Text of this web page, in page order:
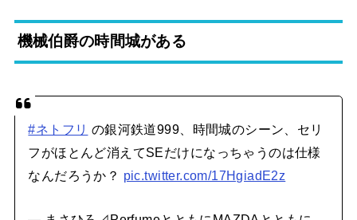
機械伯爵の時間城がある
#ネトフリ の銀河鉄道999、時間城のシーン、セリ
フがほとんど消えてSEだけになっちゃうのは仕様
なんだろうか？ pic.twitter.com/17HgiadE2z